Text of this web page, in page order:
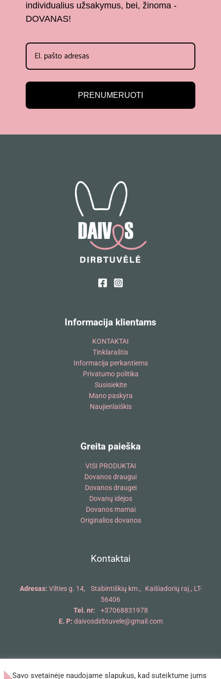
individualius užsakymus, bei, žinoma -
DOVANAS!
PRENUMERUOTI
Informacija klientams
KONTAKTAI
Tinklaraštis
Informacija perkantiems
Privatumo politika
Susisiekite
Mano paskyra
Naujienlaiškis
Greita paieška
VISI PRODUKTAI
Dovanos draugui
Dovanos draugei
Dovanų idėjos
Dovanos mamai
Originalios dovanos
Kontaktai
Adresas: Vilties g. 14, Stabintiškių km., Kaišiadorių raj., LT-
56406
Tel. nr:
+37068831978
E. P: daivosdirbtuvele@gmail.com
Savo svetainėje naudojame slapukus, kad suteiktume jums